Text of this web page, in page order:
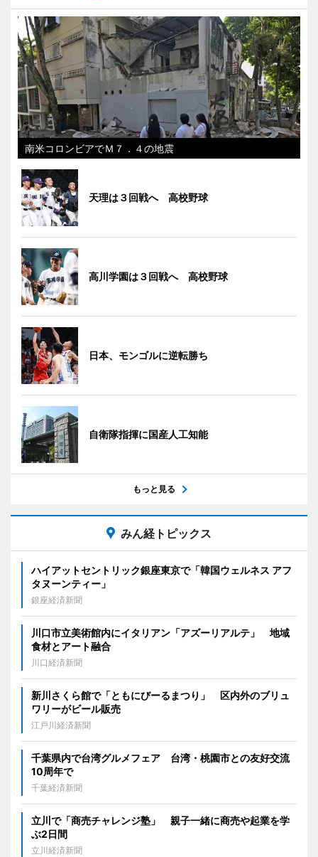
南米コロンビアでＭ７．４の地震
天理は３回戦へ 高校野球
高川学園は３回戦へ 高校野球
日本、モンゴルに逆転勝ち
自衛隊指揮に国産人工知能
もっと見る
みん経トピックス
ハイアットセントリック銀座東京で「韓国ウェルネス アフ
タヌーンティー」
銀座経済新聞
川口市立美術館内にイタリアン「アズーリアルテ」 地域
食材とアート融合
川口経済新聞
新川さくら館で「ともにびーるまつり」 区内外のブリュ
ワリーがビール販売
江戸川経済新聞
千葉県内で台湾グルメフェア 台湾・桃園市との友好交流
10周年で
千葉経済新聞
立川で「商売チャレンジ塾」 親子一緒に商売や起業を学
ぶ2日間
立川経済新聞